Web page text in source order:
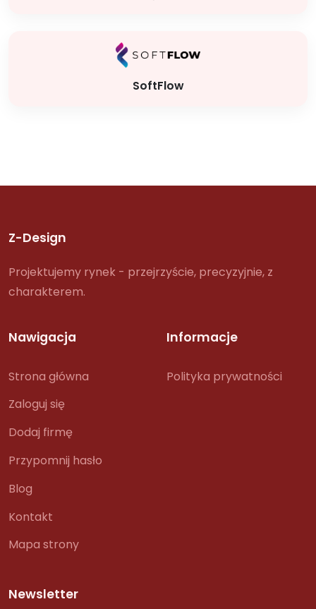
SoftFlow
Z-Design
Projektujemy rynek - przejrzyście, precyzyjnie, z
charakterem.
Nawigacja
Strona główna
Zaloguj się
Dodaj firmę
Przypomnij hasło
Blog
Kontakt
Mapa strony
Informacje
Polityka prywatności
Newsletter